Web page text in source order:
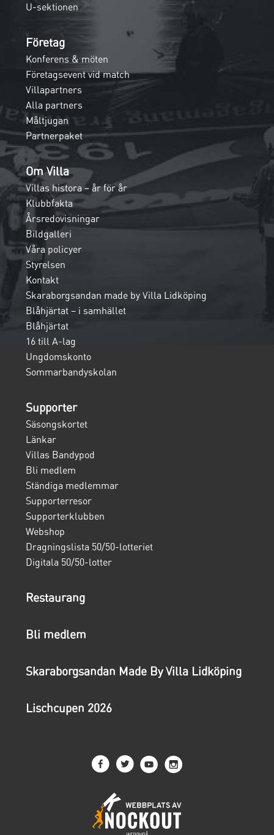
U-sektionen
Företag
Konferens & möten
Företagsevent vid match
Villapartners
Alla partners
Måltjugan
Partnerpaket
Om Villa
Villas histora – år för år
Klubbfakta
Årsredovisningar
Bildgalleri
Våra policyer
Styrelsen
Kontakt
Skaraborgsandan made by Villa Lidköping
Blåhjärtat – i samhället
Blåhjärtat
16 till A-lag
Ungdomskonto
Sommarbandyskolan
Supporter
Säsongskortet
Länkar
Villas Bandypod
Bli medlem
Ständiga medlemmar
Supporterresor
Supporterklubben
Webshop
Dragningslista 50/50-lotteriet
Digitala 50/50-lotter
Restaurang
Bli medlem
Skaraborgsandan Made By Villa Lidköping
Lischcupen 2026